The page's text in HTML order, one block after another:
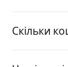
сайт або
Скільки